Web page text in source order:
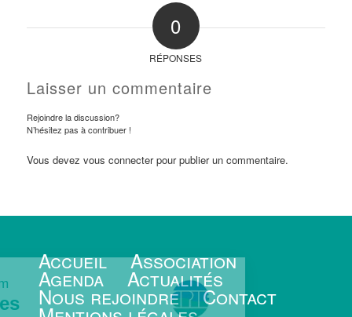
0
RÉPONSES
Laisser un commentaire
Rejoindre la discussion?
N’hésitez pas à contribuer !
Vous devez vous connecterpour publier un commentaire.
Accueil Association
Agenda Actualités
Nous rejoindre Contact
le minimum
Cookies